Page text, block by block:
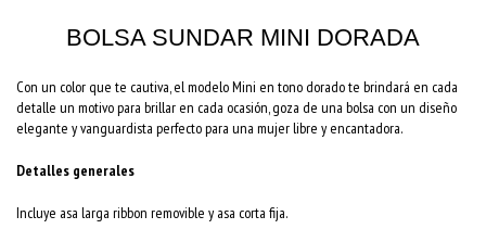
BOLSA SUNDAR MINI DORADA
Con un color que te cautiva, el modelo Mini en tono dorado te brindará en cada
detalle un motivo para brillar en cada ocasión, goza de una bolsa con un diseño
elegante y vanguardista perfecto para una mujer libre y encantadora.
Detalles generales
Incluye asa larga ribbon removible y asa corta fija.